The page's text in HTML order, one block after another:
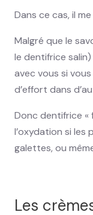
Dans ce cas, il
Malgré que le
le dentifrice
avec vous si
d’effort dans
Donc dentifrice «
l’oxydation si
galettes, ou
Les